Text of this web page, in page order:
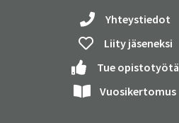
Yhteystiedot
Liity jäseneksi
Tue opistotyötä
Vuosikertomus